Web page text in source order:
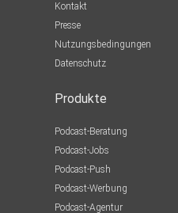
Kontakt
Presse
Nutzungsbedingungen
Datenschutz
Produkte
Podcast-Beratung
Podcast-Jobs
Podcast-Push
Podcast-Werbung
Podcast-Agentur